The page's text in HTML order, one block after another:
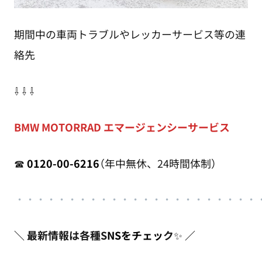
期間中の車両トラブルやレッカーサービス等の連
絡先
⇩ ⇩ ⇩
BMW MOTORRAD エマージェンシーサービス
☎0120-00-6216（年中無休、24時間体制）
・ ・・・・・・・・・・・・・・・・・・・ ・ ・
＼ 最新情報は各種SNSをチェック✨ ／